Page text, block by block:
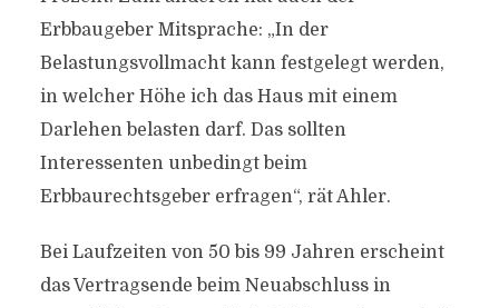
Erbbaugeber Mitsprache: „In der
Belastungsvollmacht kann festgelegt werden,
in welcher Höhe ich das Haus mit einem
Darlehen belasten darf. Das sollten
Interessenten unbedingt beim
Erbbaurechtsgeber erfragen“, rät Ahler.
Bei Laufzeiten von 50 bis 99 Jahren erscheint
das Vertragsende beim Neuabschluss in